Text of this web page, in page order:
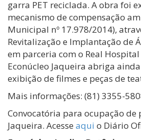
garra PET reciclada. A obra foi
mecanismo de compensação
Municipal nº 17.978/2014),
Revitalização e Implantação de
em parceria com o Real
Econúcleo Jaqueira abriga
exibição de filmes e peças de
Mais informações: (81) 3355-
Convocatória para ocupação de
Jaqueira. Acesse aqui o Diário